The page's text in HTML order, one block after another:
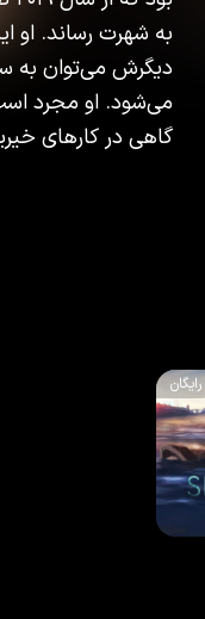
دیگرش می‌توان به
می‌شود. او مجرد
گاهی در کارهای
رایگان
6.1/10